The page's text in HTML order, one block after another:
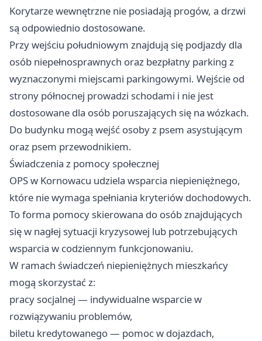
Korytarze wewnętrzne nie posiadają progów, a drzwi
są odpowiednio dostosowane.
Przy wejściu południowym znajdują się podjazdy dla
osób niepełnosprawnych oraz bezpłatny parking z
wyznaczonymi miejscami parkingowymi. Wejście od
strony północnej prowadzi schodami i nie jest
dostosowane dla osób poruszających się na wózkach.
Do budynku mogą wejść osoby z psem asystującym
oraz psem przewodnikiem.
Świadczenia z pomocy społecznej
OPS w Kornowacu udziela wsparcia niepieniężnego,
które nie wymaga spełniania kryteriów dochodowych.
To forma pomocy skierowana do osób znajdujących
się w nagłej sytuacji kryzysowej lub potrzebujących
wsparcia w codziennym funkcjonowaniu.
W ramach świadczeń niepieniężnych mieszkańcy
mogą skorzystać z:
pracy socjalnej — indywidualne wsparcie w
rozwiązywaniu problemów,
biletu kredytowanego — pomoc w dojazdach,